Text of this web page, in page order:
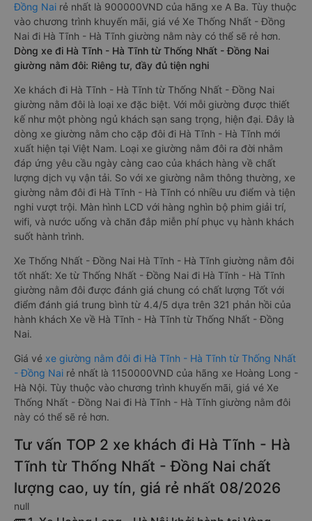
Đồng Nai rẻ nhất là 900000VND của hãng xe A Ba. Tùy thuộc
vào chương trình khuyến mãi, giá vé Xe Thống Nhất - Đồng
Nai đi Hà Tĩnh - Hà Tĩnh giường nằm này có thể sẽ rẻ hơn.
Dòng xe đi Hà Tĩnh - Hà Tĩnh từ Thống Nhất - Đồng Nai
giường nằm đôi: Riêng tư, đầy đủ tiện nghi
Xe khách đi Hà Tĩnh - Hà Tĩnh từ Thống Nhất - Đồng Nai
giường nằm đôi là loại xe đặc biệt. Với mỗi giường được thiết
kế như một phòng ngủ khách sạn sang trọng, hiện đại. Đây là
dòng xe giường nằm cho cặp đôi đi Hà Tĩnh - Hà Tĩnh mới
xuất hiện tại Việt Nam. Loại xe giường nằm đôi ra đời nhằm
đáp ứng yêu cầu ngày càng cao của khách hàng về chất
lượng dịch vụ vận tải. So với xe giường nằm thông thường, xe
giường nằm đôi đi Hà Tĩnh - Hà Tĩnh có nhiều ưu điểm và tiện
nghi vượt trội. Màn hình LCD với hàng nghìn bộ phim giải trí,
wifi, và nước uống và chăn đắp miễn phí phục vụ hành khách
suốt hành trình.
Xe Thống Nhất - Đồng Nai Hà Tĩnh - Hà Tĩnh giường nằm đôi
tốt nhất: Xe từ Thống Nhất - Đồng Nai đi Hà Tĩnh - Hà Tĩnh
giường nằm đôi được đánh giá chung có chất lượng Tốt với
điểm đánh giá trung bình từ 4.4/5 dựa trên 321 phản hồi của
hành khách Xe về Hà Tĩnh - Hà Tĩnh từ Thống Nhất - Đồng
Nai.
Giá vé xe giường nằm đôi đi Hà Tĩnh - Hà Tĩnh từ Thống Nhất
- Đồng Nai rẻ nhất là 1150000VND của hãng xe Hoàng Long -
Hà Nội. Tùy thuộc vào chương trình khuyến mãi, giá vé Xe
Thống Nhất - Đồng Nai đi Hà Tĩnh - Hà Tĩnh giường nằm đôi
này có thể sẽ rẻ hơn.
Tư vấn TOP 2 xe khách đi Hà Tĩnh - Hà
Tĩnh từ Thống Nhất - Đồng Nai chất
lượng cao, uy tín, giá rẻ nhất 08/2026
null